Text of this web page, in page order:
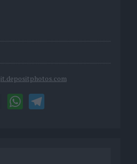
it.depositphotos.com